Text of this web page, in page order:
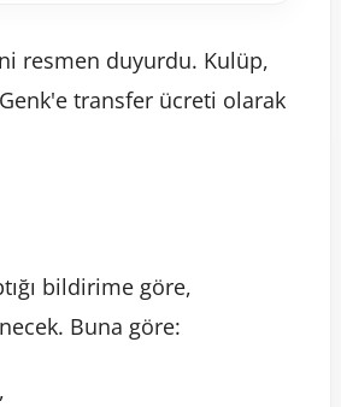
resmen duyurdu. Kulüp,
Genk'e transfer ücreti olarak
bildirime göre,
Buna göre: